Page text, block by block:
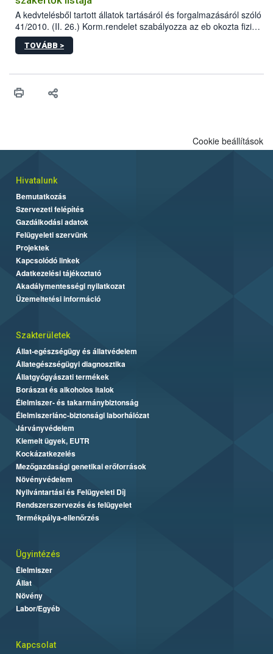
A kedvtelésből tartott állatok tartásáról és forgalmazásáról szóló
41/2010. (II. 26.) Korm.rendelet szabályozza az eb okozta fizikai
sérülés, illetve ennek veszélye keletkezésekor felmerülő
hatósági feladatokat, valamint a veszélyes eb tartását és annak
vonni az ebek viselkedésének megítélésében jártas szakértőt.
TOVÁBB >
Cookie beállítások
Hivatalunk
Bemutatkozás
Szervezeti felépítés
Gazdálkodási adatok
Felügyeleti szervünk
Projektek
Kapcsolódó linkek
Adatkezelési tájékoztató
Akadálymentességi nyilatkozat
Üzemeltetési információ
Szakterületek
Állat-egészségügy és állatvédelem
Állategészségügyi diagnosztika
Állatgyógyászati termékek
Borászat és alkoholos italok
Élelmiszer- és takarmánybiztonság
Élelmiszerlánc-biztonsági laborhálózat
Járványvédelem
Kiemelt ügyek, EUTR
Kockázatkezelés
Mezőgazdasági genetikai erőforrások
Növényvédelem
Nyilvántartási és Felügyeleti Díj
Rendszerszervezés és felügyelet
Termékpálya-ellenőrzés
Ügyintézés
Élelmiszer
Állat
Növény
Labor/Egyéb
Kapcsolat